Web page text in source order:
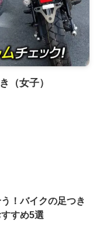
（女子）
！バイクの足つき
すめ5選